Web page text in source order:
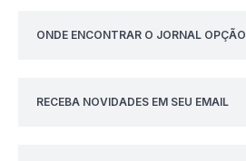
ONDE ENCONTRAR O JORNAL OPÇÃO
RECEBA NOVIDADES EM SEU EMAIL